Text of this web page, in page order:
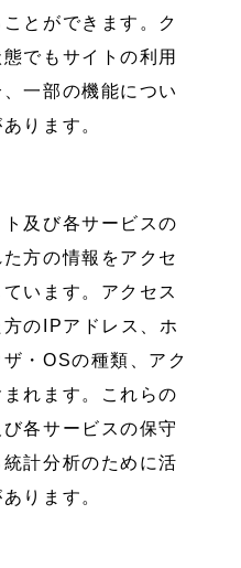
とができます。ク
でもサイトの利用
一部の機能につい
ります。
及び各サービスの
方の情報をアクセ
います。アクセス
のIPアドレス、ホ
・OSの種類、アク
れます。これらの
各サービスの保守
計分析のために活
ります。